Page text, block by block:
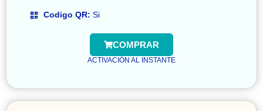
Codigo QR: Si
COMPRAR
ACTIVACIÓN AL INSTANTE